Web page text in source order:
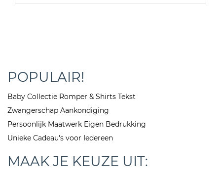
POPULAIR!
Baby Collectie Romper & Shirts Tekst
Zwangerschap Aankondiging
Persoonlijk Maatwerk Eigen Bedrukking
Unieke Cadeau's voor Iedereen
MAAK JE KEUZE UIT: